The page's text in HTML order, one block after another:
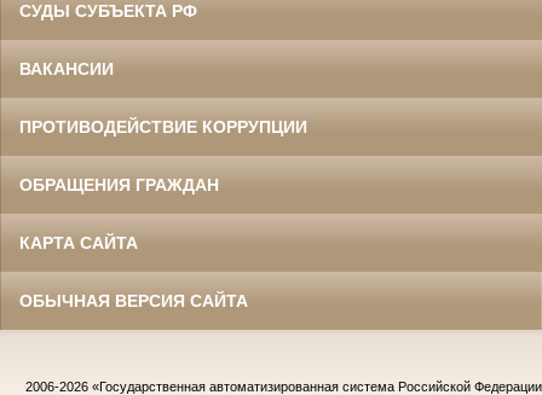
СУДЫ СУБЪЕКТА РФ
ВАКАНСИИ
ПРОТИВОДЕЙСТВИЕ КОРРУПЦИИ
ОБРАЩЕНИЯ ГРАЖДАН
КАРТА САЙТА
ОБЫЧНАЯ ВЕРСИЯ САЙТА
2006-2026 «Государственная автоматизированная система Российской